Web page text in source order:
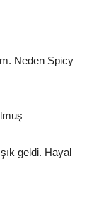
Neden Spicy
geldi. Hayal